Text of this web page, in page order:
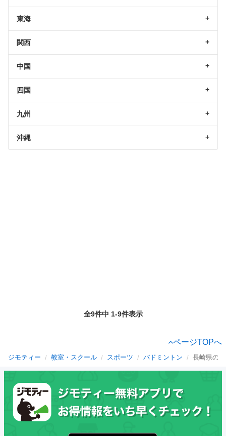
東海
関西
中国
四国
九州
沖縄
全9件中 1-9件表示
ページTOPへ
ジモティー 教室・スクール スポーツ バドミントン 長崎県の